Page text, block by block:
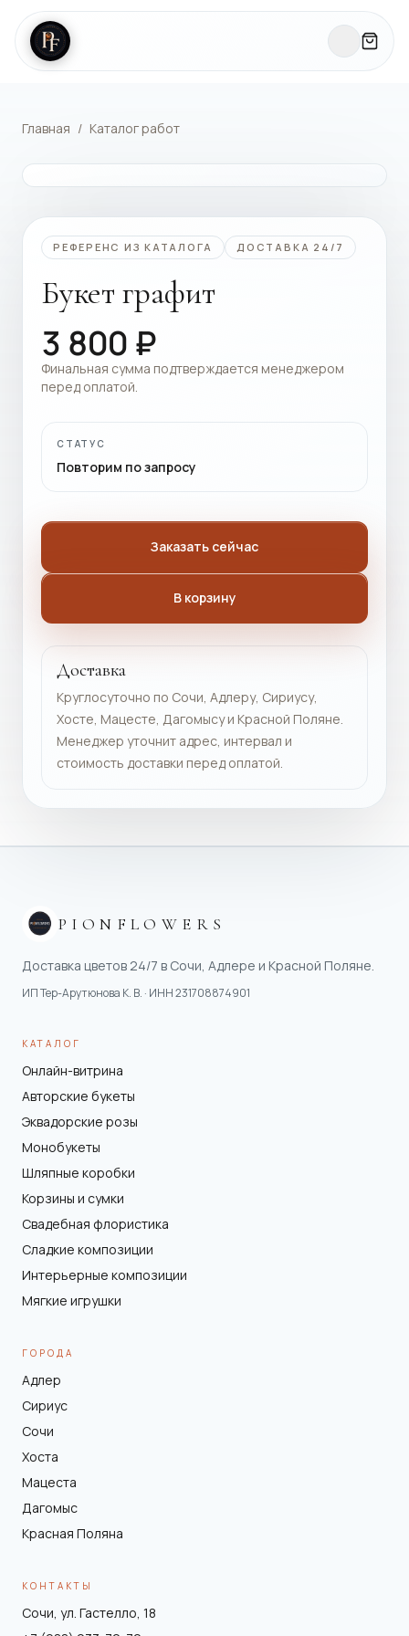
Главная / Каталог работ
РЕФЕРЕНС ИЗ КАТАЛОГА ДОСТАВКА 24/7
Букет графит
3 800 ₽
Финальная сумма подтверждается менеджером
перед оплатой.
СТАТУС
Повторим по запросу
Заказать сейчас
В корзину
Доставка
Круглосуточно по Сочи, Адлеру, Сириусу,
Хосте, Мацесте, Дагомысу и Красной Поляне.
Менеджер уточнит адрес, интервал и
стоимость доставки перед оплатой.
PIONFLOWERS
Доставка цветов 24/7 в Сочи, Адлере и Красной Поляне.
ИП Тер-Арутюнова К. В. · ИНН231708874901
КАТАЛОГ
Онлайн-витрина
Авторские букеты
Эквадорские розы
Монобукеты
Шляпные коробки
Корзины и сумки
Свадебная флористика
Сладкие композиции
Интерьерные композиции
Мягкие игрушки
ГОРОДА
Адлер
Сириус
Сочи
Хоста
Мацеста
Дагомыс
Красная Поляна
КОНТАКТЫ
Сочи, ул. Гастелло, 18